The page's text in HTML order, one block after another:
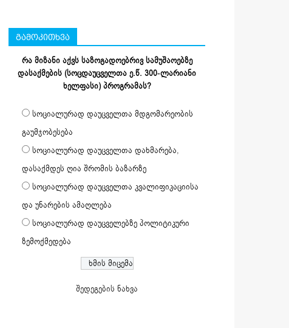
გამოკითხვა
რა მიზანი აქვს საზოგადოებრივ სამუშაოებზე
დასაქმების (სოცდაუცველთა ე.წ. 300-ლარიანი
ხელფასი) პროგრამას?
სოციალურად დაუცველთა მდგომარეობის
გაუმჯობესება
სოციალურად დაუცველთა დახმარება,
დასაქმდეს ღია შრომის ბაზარზე
სოციალურად დაუცველთა კვალიფიკაციისა
და უნარების ამაღლება
სოციალურად დაუცველებზე პოლიტიკური
ზემოქმედება
შედეგების ნახვა